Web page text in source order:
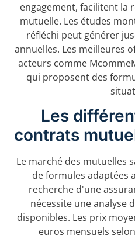
engagement, facilitent la
mutuelle. Les études
réfléchi peut générer
annuelles. Les meilleures
acteurs comme
qui proposent des
Les
contrats
Le marché des mutuelles
de formules adaptées
recherche d'une
nécessite une analyse
disponibles. Les prix
euros mensuels